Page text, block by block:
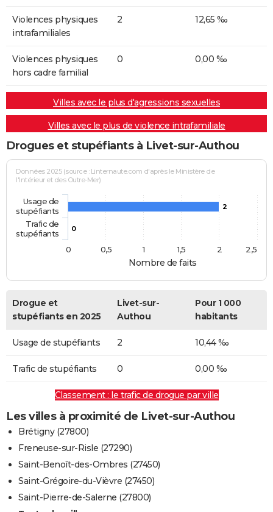
Violences physiques
intrafamiliales
2 12,65 ‰
Violences physiques
hors cadre familial
0 0,00 ‰
Villes avec le plus d'agressions sexuelles
Villes avec le plus de violence intrafamiliale
Drogues et stupéfiants à Livet-sur-Authou
Nombre de faits
Données 2025 (source : Linternaute.com d'après le Ministère de
l'Intérieur et des Outre-Mer)
2
0
Usage de
stupéfiants
Trafic de
stupéfiants
0
0,5 1 1,5 2 2,5
Drogue et
stupéfiants en 2025
Livet-sur-
Authou
Pour 1 000
habitants
Usage de stupéfiants 2 10,44 ‰
Trafic de stupéfiants 0 0,00 ‰
Classement : le trafic de drogue par ville
Les villes à proximité de Livet-sur-Authou
Brétigny (27800)
Freneuse-sur-Risle (27290)
Saint-Benoît-des-Ombres (27450)
Saint-Grégoire-du-Vièvre (27450)
Saint-Pierre-de-Salerne (27800)